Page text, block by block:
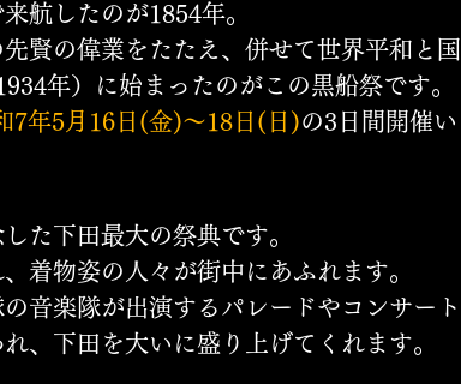
航したのが1854年。
賢の偉業をたたえ、併せて世界平和と国
年）に始まったのがこの黒船祭です。
7年5月16日(金)～18日(日)の3日間開催い
た下田最大の祭典です。
着物姿の人々が街中にあふれます。
音楽隊が出演するパレードやコンサート
、下田を大いに盛り上げてくれます。